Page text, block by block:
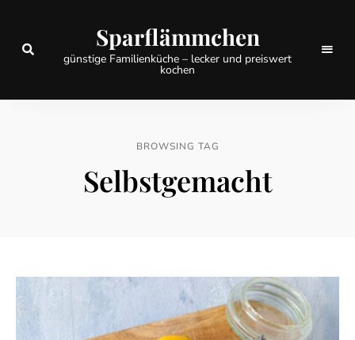
Sparflämmchen
günstige Familienküche – lecker und preiswert
kochen
BROWSING TAG
Selbstgemacht